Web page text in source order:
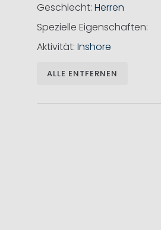
Geschlecht Herren
Spezielle Eigenschaften
Aktivität Inshore
ALLE ENTFERNEN